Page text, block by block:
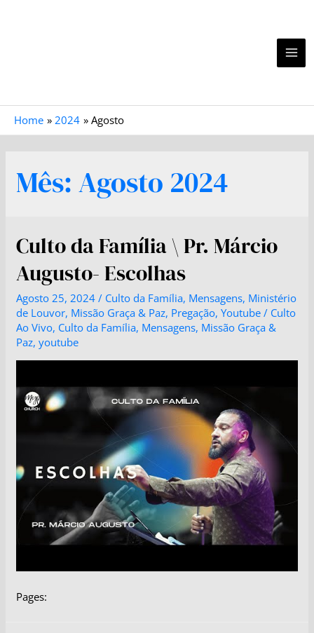
Home 2024 Agosto
Mês:Agosto 2024
Culto da Família \ Pr. Márcio
Augusto- Escolhas
Agosto 25, 2024 / Culto da Família, Mensagens, Ministério
de Louvor, Missão Graça & Paz, Pregação,Youtube / Culto
Ao Vivo, Culto da Família, Mensagens, Missão Graça &
Paz,youtube
Pages: